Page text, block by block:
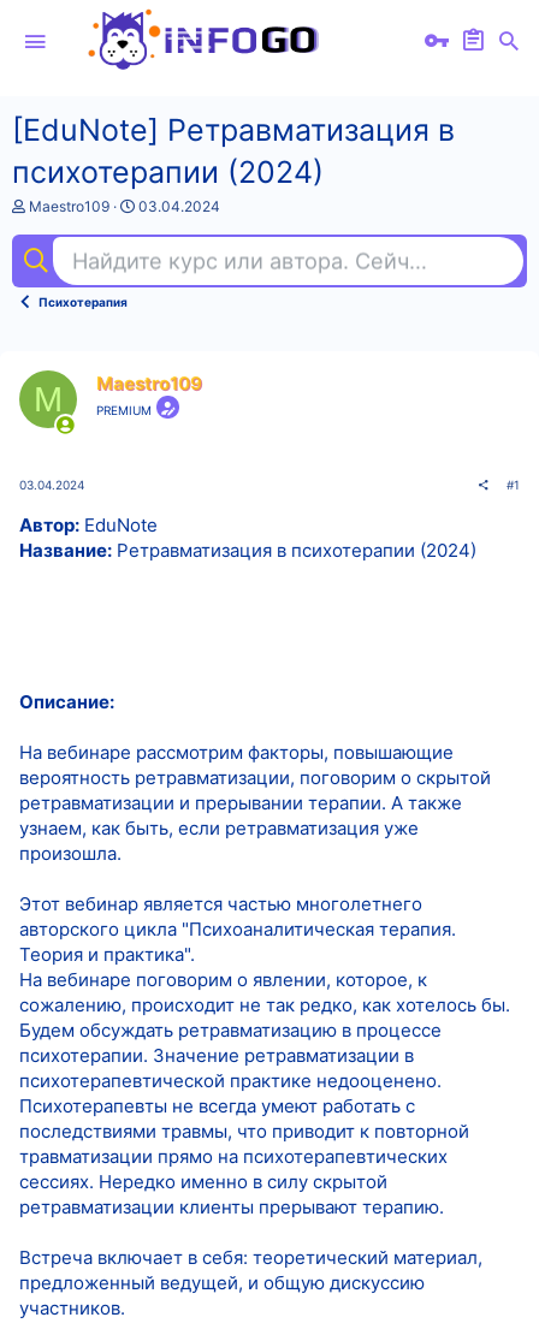
[EduNote] Ретравматизация в
психотерапии (2024)
А
т
о
т
Maestro109
Д
а
н
а
03.04.2024
Найдите курс или автора. Сейчас ищут
Психотерапия
M Maestro109
PREMIUM
03.04.2024 #1
Автор: EduNote
Название: Ретравматизация в психотерапии (2024)
Описание:
На вебинаре рассмотрим факторы, повышающие
вероятность ретравматизации, поговорим о скрытой
ретравматизации и прерывании терапии. А также
узнаем, как быть, если ретравматизация уже
произошла.
Этот вебинар является частью многолетнего
авторского цикла "Психоаналитическая терапия.
Теория и практика".
На вебинаре поговорим о явлении, которое, к
сожалению, происходит не так редко, как хотелось бы.
Будем обсуждать ретравматизацию в процессе
психотерапии. Значение ретравматизации в
психотерапевтической практике недооценено.
Психотерапевты не всегда умеют работать с
последствиями травмы, что приводит к повторной
травматизации прямо на психотерапевтических
сессиях. Нередко именно в силу скрытой
ретравматизации клиенты прерывают терапию.
Встреча включает в себя: теоретический материал,
предложенный ведущей, и общую дискуссию
участников.